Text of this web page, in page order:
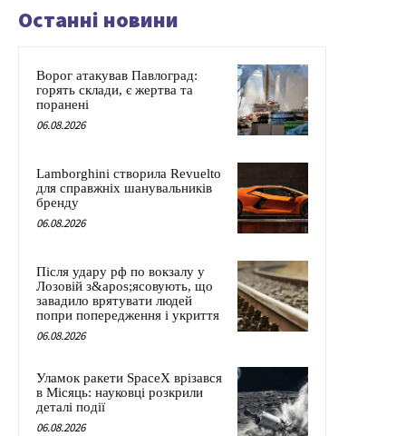
Останні новини
Ворог атакував Павлоград:
горять склади, є жертва та
поранені
06.08.2026
Lamborghini створила Revuelto
для справжніх шанувальників
бренду
06.08.2026
Після удару рф по вокзалу у
Лозовій з&apos;ясовують, що
завадило врятувати людей
попри попередження і укриття
06.08.2026
Уламок ракети SpaceX врізався
в Місяць: науковці розкрили
деталі події
06.08.2026